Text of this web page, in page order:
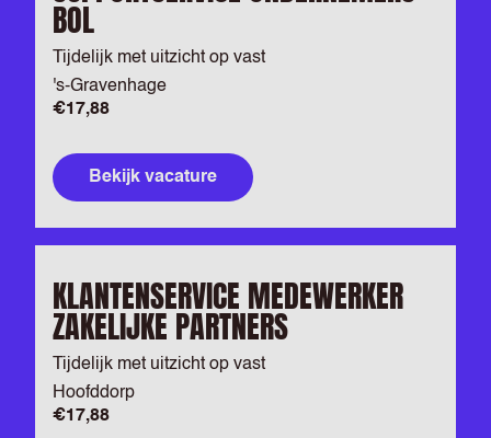
BOL
Tijdelijk met uitzicht op vast
's-Gravenhage
€17,88
Bekijk vacature
KLANTENSERVICE MEDEWERKER
ZAKELIJKE PARTNERS
Tijdelijk met uitzicht op vast
Hoofddorp
€17,88